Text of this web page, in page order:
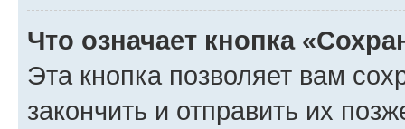
Что означает кнопка
Эта кнопка позволяет вам
закончить и отправить их